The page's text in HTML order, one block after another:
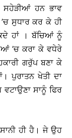
ਸਹੇੜੀਆਂ ਹਨ ਭਾਵ
ਸੁਧਾਰ ਕਰ ਕੇ ਹੀ
ਹਾਂ । ਬੱਚਿਆਂ ਨੂੰ
’ਚ ਕਰਾ ਕੇ ਵਧੇਰੇ
ਗਰੁੱਪ ਬਣਾ ਕੇ
ਪੁਰਾਤਨ ਖੇਤੀ ਦਾ
ਸਾਨੂੰ ਫਿਰ
ਹੀ ਹੈ। ਜੇ ਉਹ